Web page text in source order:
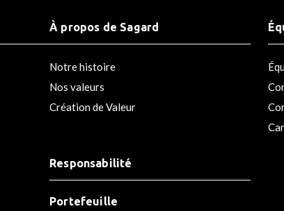
À propos de Sagard
Notre histoire
Nos valeurs
Création de Valeur
Responsabilité
Portefeuille